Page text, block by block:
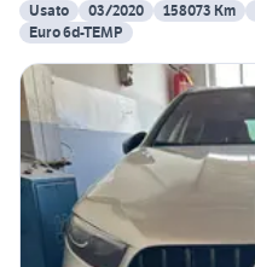
Usato
03/2020 158073 Km
Euro 6d-TEMP